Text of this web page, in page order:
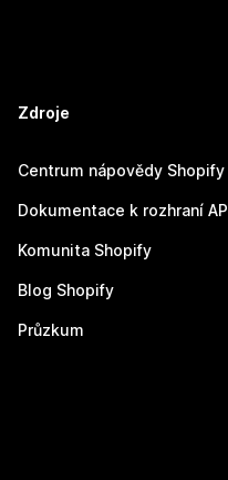
Zdroje
Centrum nápovědy Shopify
Dokumentace k rozhraní API
Komunita Shopify
Blog Shopify
Průzkum